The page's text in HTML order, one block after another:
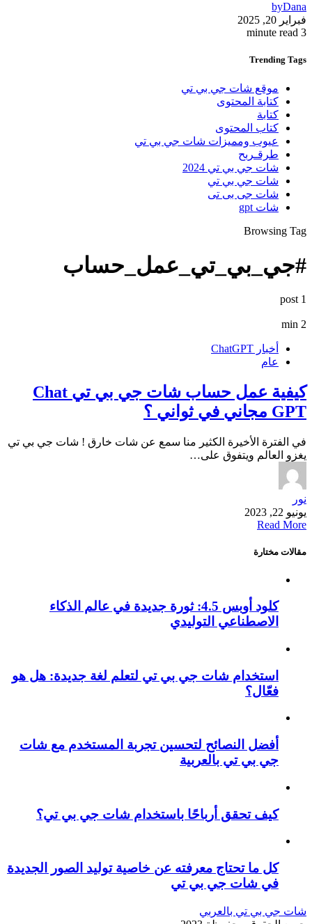
byDana
فبراير 20, 2025
3 minute read
Trending Tags
موقع شات جي بي تي
كتابة المحتوى
كتابة
كتاب المحتوى
عيوب ومميزات شات جي بي تي
طرقـربح
شات جي بي تي 2024
شات جي بي تي
شات جى بى تى
شات gpt
Browsing Tag
#جي_بي_تي_عمل_حساب
1 post
2 min
أخبار ChatGPT
عام
كيفية عمل حساب شات جي بي تي Chat
GPT مجاني في ثواني ؟
في الفترة الأخيرة الكثير منا سمع عن شات خارق ! شات جي بي تي
يغزو العالم ويتفوق على…
نور
يونيو 22, 2023
Read More
مقالات مختارة
كلود أوبس 4.5: ثورة جديدة في عالم الذكاء
الاصطناعي التوليدي
استخدام شات جي بي تي لتعلم لغة جديدة: هل هو
فعّال؟
أفضل النصائح لتحسين تجربة المستخدم مع شات
جي بي تي بالعربية
كيف تحقق أرباحًا باستخدام شات جي بي تي؟
كل ما تحتاج معرفته عن خاصية توليد الصور الجديدة
في شات جي بي تي
شات جي بي تي بالعربي